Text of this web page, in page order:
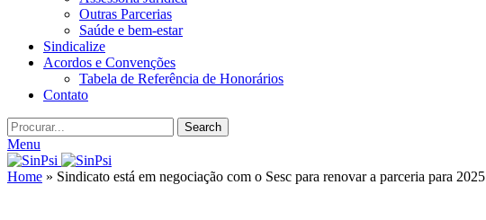
Outras Parcerias
Saúde e bem-estar
Sindicalize
Acordos e Convenções
Tabela de Referência de Honorários
Contato
Search
Menu
Home » Sindicato está em negociação com o Sesc para renovar a parceria para 2025